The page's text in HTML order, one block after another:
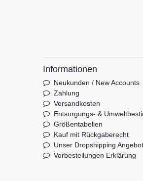
Informationen
Neukunden / New Accounts
Zahlung
Versandkosten
Entsorgungs- &
Größentabellen
Kauf mit Rückgaberecht
Unser Dropshipping Angebot
Vorbestellungen Erklärung